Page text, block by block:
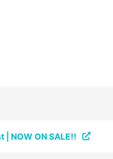
| NOW ON SALE!!